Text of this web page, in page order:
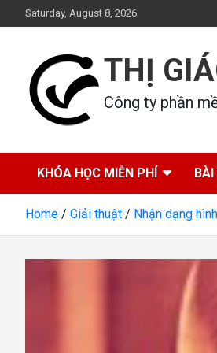
to
Saturday, August 8, 2026
THỊ
Công ty phần
KHÓA HỌC MIỄN PHÍ
Home Giải thuật Nhận dạng